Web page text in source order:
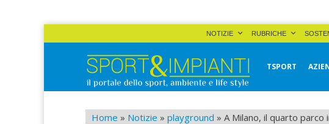
NOTIZIE RUBRICHE
Sport&Impianti
TSPORT
Home » Notizie » playground » A Milano, il quarto